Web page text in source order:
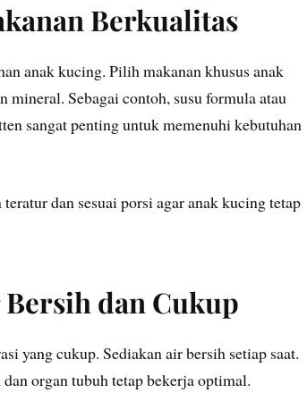
Berkualitas
anak kucing. Pilih makanan khusus anak
mineral. Sebagai contoh, susu formula atau
sangat penting untuk memenuhi kebutuhan
dan sesuai porsi agar anak kucing tetap
dan Cukup
yang cukup. Sediakan air bersih setiap saat.
organ tubuh tetap bekerja optimal.